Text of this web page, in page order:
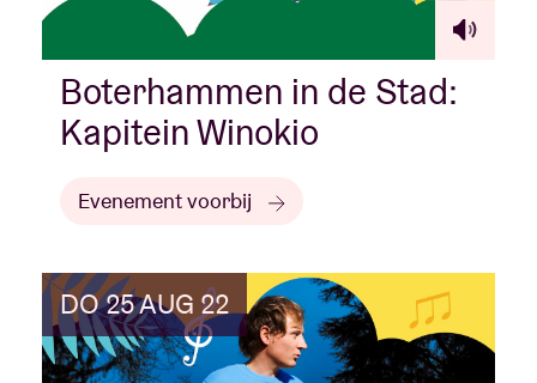
Boterhammen in de Stad:
Kapitein Winokio
Evenement voorbij
DO 25 AUG 22